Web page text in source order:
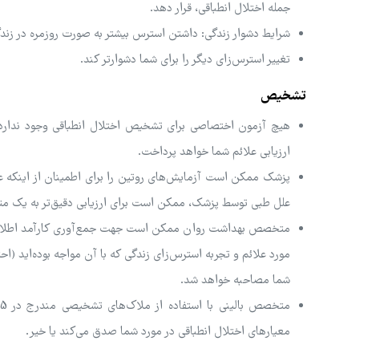
جمله اختلال انطباقی، قرار دهد.
شرایط دشوار زندگی: داشتن استرس بیشتر به صورت روزمره
تغییر استرس‌زای دیگر را برای شما دشوارتر کند.
تشخیص
هیچ آزمون اختصاصی برای تشخیص اختلال انطباقی وجود
ارزیابی علائم شما خواهد پرداخت.
پزشک ممکن است آزمایش‌های روتین را برای اطمینان از
علل طبی توسط پزشک، ممکن است برای ارزیابی دقیق‌تر به
متخصص بهداشت روان ممکن است جهت جمع‌آوری کارآمد
مورد علائم و تجربه استرس‌زای زندگی که با آن مواجه بوده‌اید
شما مصاحبه خواهد شد.
معیارهای اختلال انطباقی در مورد شما صدق می‌کند یا خیر.